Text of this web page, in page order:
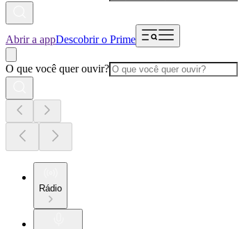
Abrir a appDescobrir o Prime
O que você quer ouvir?
Rádio